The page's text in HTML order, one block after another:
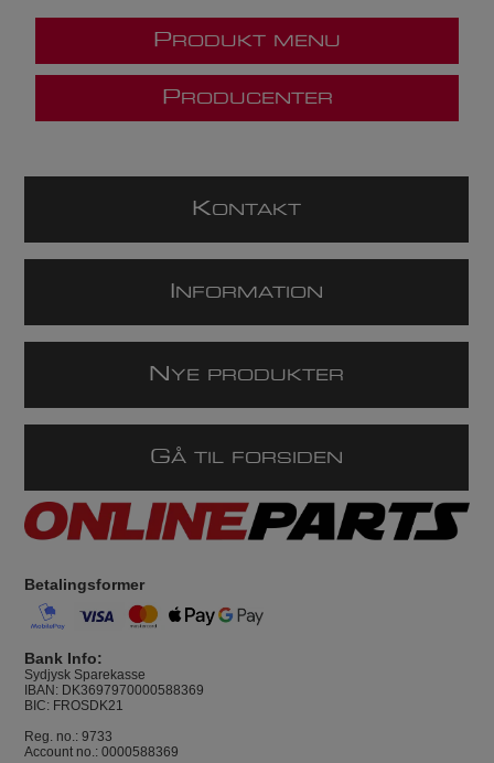
P RODUKT MENU
P RODUCENTER
KONTAKT
NFORMATION
N YE PRODUKTER
GÅ TIL FORSIDEN
Betalingsformer
Bank Info:
Sydjysk Sparekasse
IBAN: DK3697970000588369
BIC: FROSDK21
Reg. no.: 9733
Account no.: 0000588369